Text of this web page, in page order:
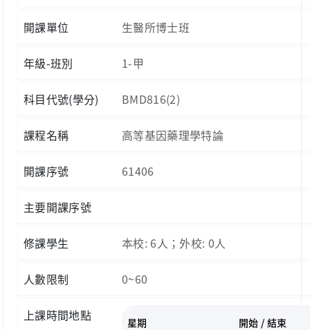
開課單位 生醫所博士班
年級-班別 1-甲
科目代號(學分) BMD816(2)
課程名稱 高等基因藥理學特論
開課序號 61406
主要開課序號
修課學生 本校: 6人；外校: 0人
人數限制 0~60
上課時間地點 星期 開始 / 結束